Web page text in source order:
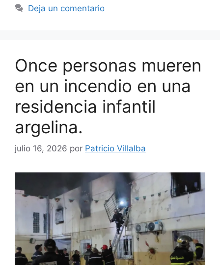
Deja un comentario
Once personas mueren
en un incendio en una
residencia infantil
argelina.
julio 16, 2026 por Patricio Villalba